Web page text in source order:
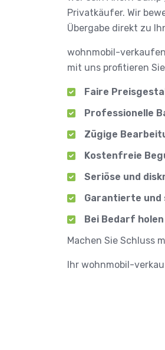
Privatkäufer. Wir
Übergabe direkt zu
wohnmobil-
mit uns profitieren
Faire
Professionelle
Zügige
Kostenfreie
Seriöse und
Garantierte und
Bei Bedarf
Machen Sie Schluss
Ihr wohnmobil-